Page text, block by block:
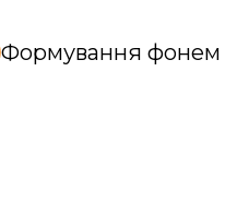
Формування фонем